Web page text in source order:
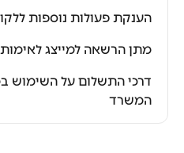
הענקת פעולות נוספות
מתן הרשאה למייצג
דרכי התשלום על השימוש
המשרד